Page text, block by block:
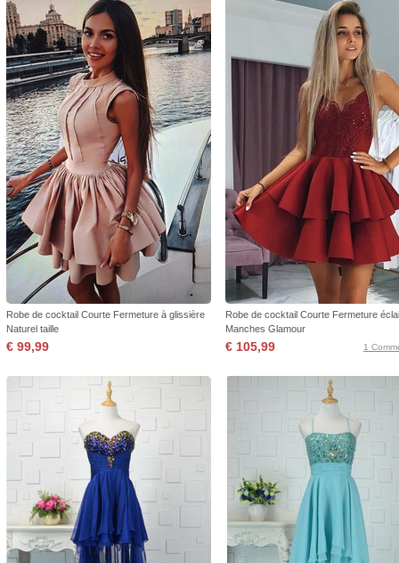
Robe de cocktail Courte Fermeture à glissière
Naturel taille
€ 99,99
Robe de cocktail Courte Fermeture
Manches Glamour
€ 105,99 1